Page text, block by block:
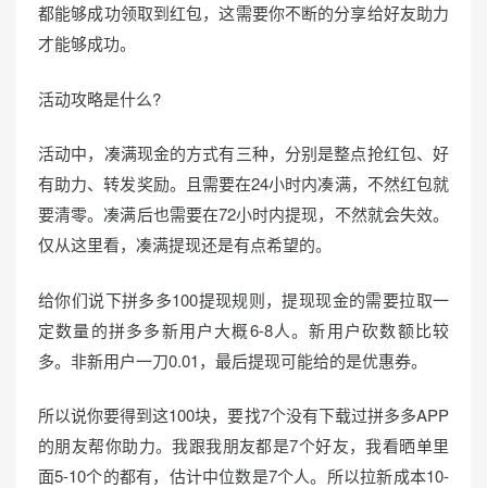
都能够成功领取到红包，这需要你不断的分享给好友助力
才能够成功。
活动攻略是什么?
活动中，凑满现金的方式有三种，分别是整点抢红包、好
有助力、转发奖励。且需要在24小时内凑满，不然红包就
要清零。凑满后也需要在72小时内提现，不然就会失效。
仅从这里看，凑满提现还是有点希望的。
给你们说下拼多多100提现规则，提现现金的需要拉取一
定数量的拼多多新用户大概6-8人。新用户砍数额比较
多。非新用户一刀0.01，最后提现可能给的是优惠券。
所以说你要得到这100块，要找7个没有下载过拼多多APP
的朋友帮你助力。我跟我朋友都是7个好友，我看晒单里
面5-10个的都有，估计中位数是7个人。所以拉新成本10-